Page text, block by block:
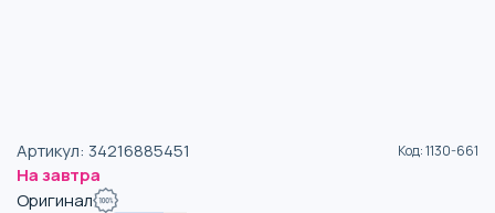
Артикул: 34216885451 Код:1130-661
На завтра
Оригинал